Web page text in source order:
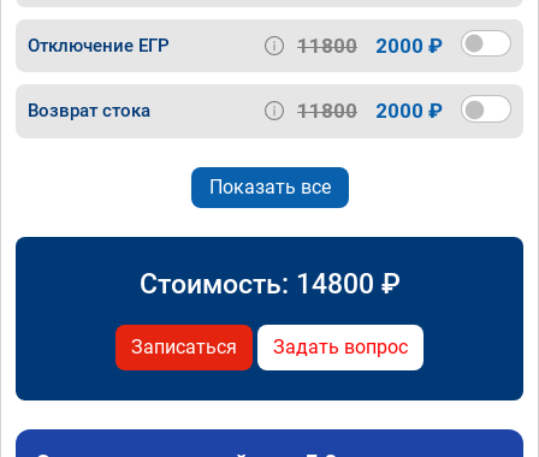
Отключение ЕГР 11800 2000 ₽
Возврат стока 11800 2000 ₽
Показать все
Стоимость: 14800 ₽
Записаться Задать вопрос